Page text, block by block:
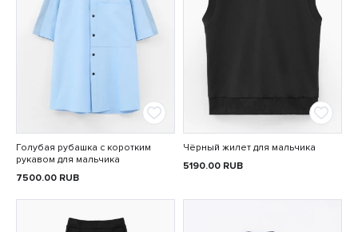
Голубая рубашка с коротким
рукавом для мальчика
7500.00 RUB
Чёрный жилет для мальчика
5190.00 RUB